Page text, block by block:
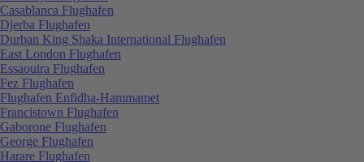
Casablanca Flughafen
Djerba Flughafen
Durban King Shaka International Flughafen
East London Flughafen
Essaouira Flughafen
Fez Flughafen
Flughafen Enfidha-Hammamet
Francistown Flughafen
Gaborone Flughafen
George Flughafen
Harare Flughafen